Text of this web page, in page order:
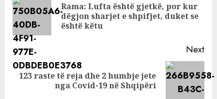
Rama: Lufta është gjetkë, por kur
dëgjon sharjet e shpifjet, duket se
është këtu
Next
Next
123 raste të reja dhe 2 humbje jete
nga Covid-19 në Shqipëri